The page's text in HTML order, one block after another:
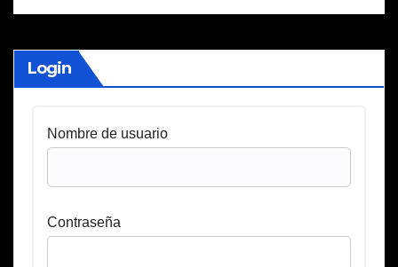
Login
Nombre de usuario
Contraseña